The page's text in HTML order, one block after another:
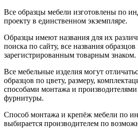
Все образцы мебели изготовлены по
проекту в единственном экземпляре.
Образцы имеют названия для их
поиска по сайту, все названия
зарегистрированным товарным знаком.
Все мебельные изделия могут
образцов по цвету, размеру,
способами монтажа и
фурнитуры.
Способ монтажа и крепёж мебели по
выбирается производителем по